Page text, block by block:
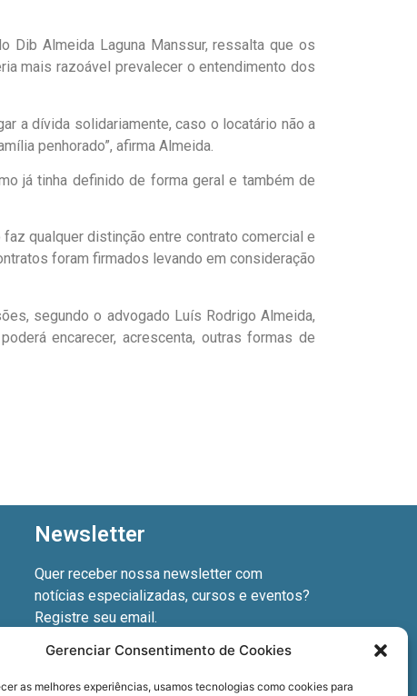
Gerenciar Consentimento de Cookies
as melhores experiências, usamos tecnologias como cookies para
Dib Almeida Laguna Manssur, ressalta que os
mais razoável prevalecer o entendimento dos
a dívida solidariamente, caso o locatário não a
penhorado”, afirma Almeida.
já tinha definido de forma geral e também de
qualquer distinção entre contrato comercial e
foram firmados levando em consideração
segundo o advogado Luís Rodrigo Almeida,
encarecer, acrescenta, outras formas de
Newsletter
Quer receber nossa newsletter com
notícias especializadas, cursos e eventos?
Registre seu email.